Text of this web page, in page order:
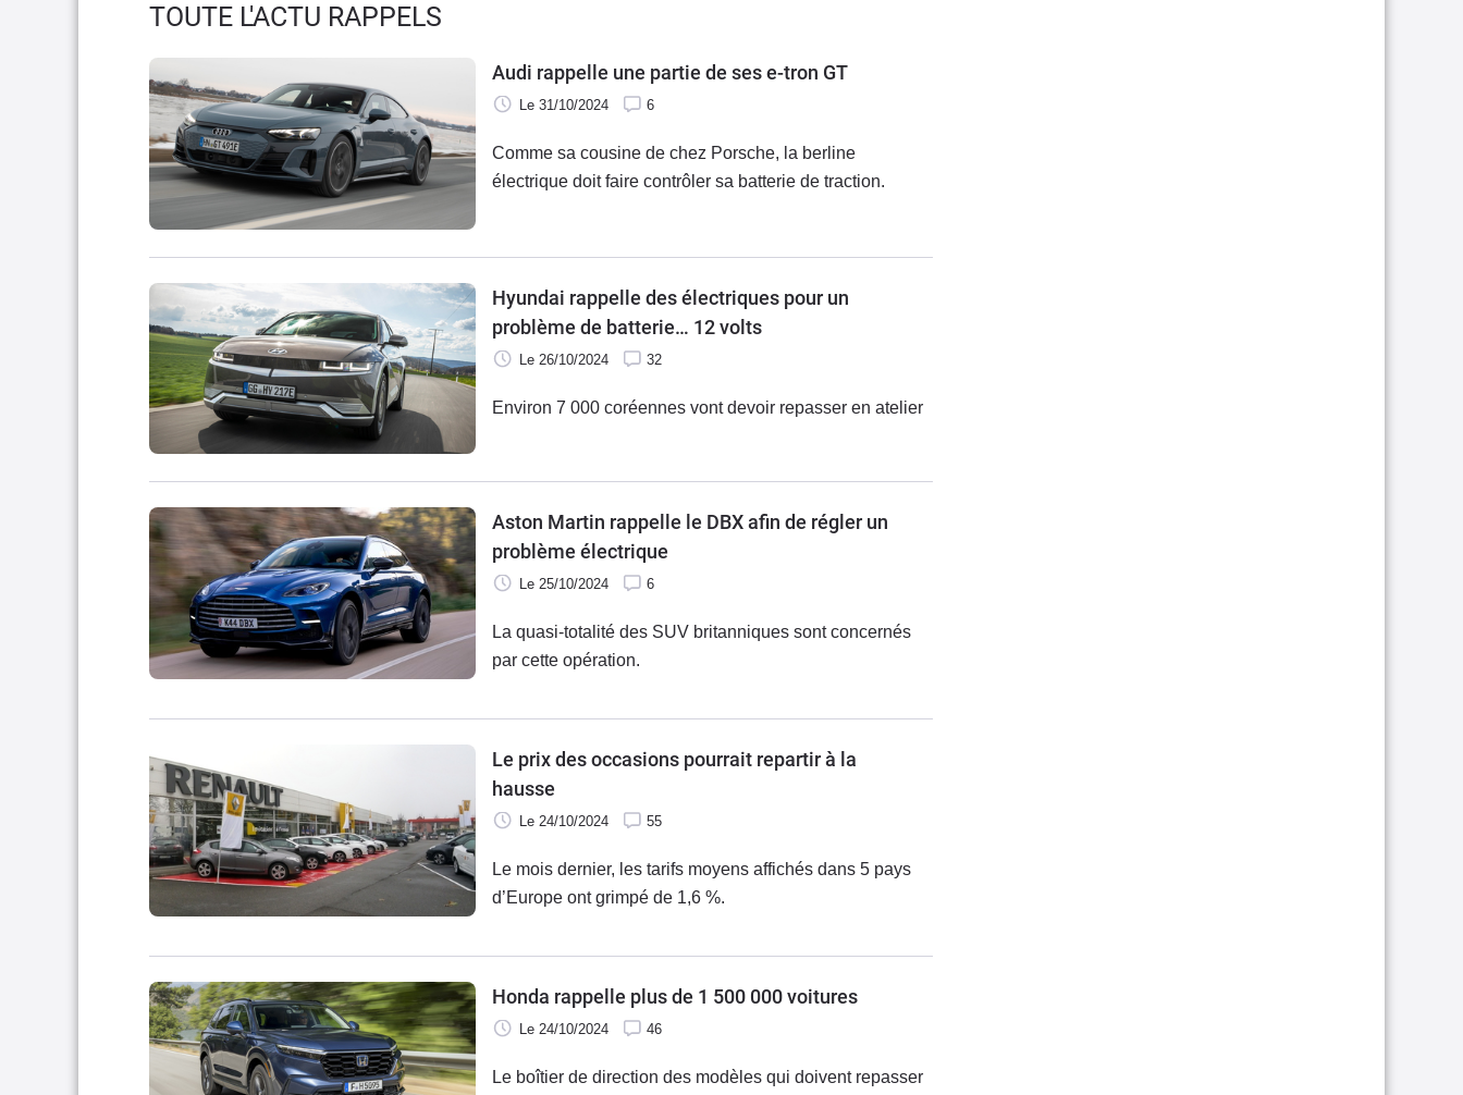
TOUTE L'ACTU RAPPELS
Audi rappelle une partie de ses e-tron GT
Le 31/10/2024 6
Comme sa cousine de chez Porsche, la berline
électrique doit faire contrôler sa batterie de traction.
Hyundai rappelle des électriques pour un
problème de batterie… 12 volts
Le 26/10/2024 32
Environ 7 000 coréennes vont devoir repasser en atelier
Aston Martin rappelle le DBX afin de régler un
problème électrique
Le 25/10/2024 6
La quasi-totalité des SUV britanniques sont concernés
par cette opération.
Le prix des occasions pourrait repartir à la
hausse
Le 24/10/2024 55
Le mois dernier, les tarifs moyens affichés dans 5 pays
d’Europe ont grimpé de 1,6 %.
Honda rappelle plus de 1 500 000 voitures
Le 24/10/2024 46
Le boîtier de direction des modèles qui doivent repasser